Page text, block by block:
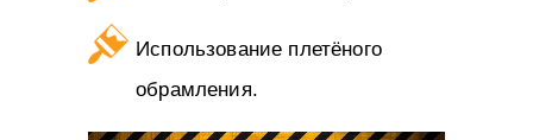
Использование плетёного
обрамления.